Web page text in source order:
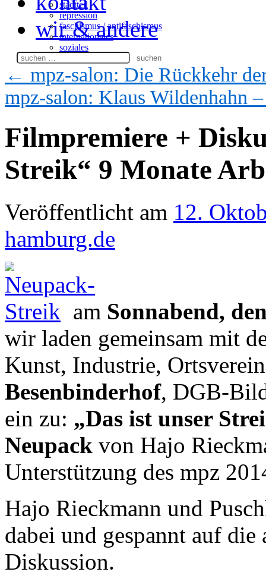
stadtteil
repression
faschismus / antifaschismus
internationales
soziales
wir & andere
Suchen
nach:
← mpz-salon: Die Rückkehr
mpz-salon: Klaus Wildenhahn
Filmpremiere +
Streik“ 9 Monate
Veröffentlicht am 12.
hamburg.de
am Sonnabend,
wir laden gemeinsam mit
Kunst, Industrie,
Besenbinderhof, DGB-
ein zu: „Das ist unser
Neupack von Hajo
Unterstützung des mpz
Hajo Rieckmann und
dabei und gespannt auf
Diskussion.